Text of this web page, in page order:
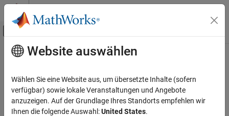
Weiter zum Inhalt
Umschaltung für Off-Canvas-
Startseite der Dokumentation
Hauptinhalt
How useful was this information?
Website auswählen
Wählen Sie eine Website aus, um übersetzte Inhalte (sofern
verfügbar) sowie lokale Veranstaltungen und Angebote
anzuzeigen. Auf der Grundlage Ihres Standorts empfehlen wir
Ihnen die folgende Auswahl:United States.